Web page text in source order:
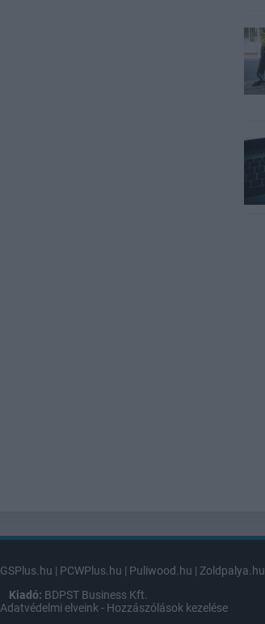
GSPlus.hu | PCWPlus.hu | Puliwood.hu | Zoldpalya.hu
Kiadó: BDPST Business Kft.
Adatvédelmi elveink - Hozzászólások kezelése